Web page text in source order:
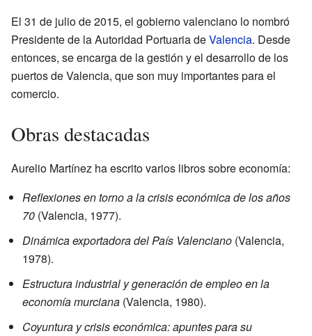
El 31 de julio de 2015, el gobierno valenciano lo nombró
Presidente de la Autoridad Portuaria deValencia. Desde
entonces, se encarga de la gestión y el desarrollo de los
puertos de Valencia, que son muy importantes para el
comercio.
Obras destacadas
Aurelio Martínez ha escrito varios libros sobre economía:
Reflexiones en torno a la crisis económica de los años
70 (Valencia, 1977).
Dinámica exportadora del País Valenciano (Valencia,
1978).
Estructura industrial y generación de empleo en la
economía murciana (Valencia, 1980).
Coyuntura y crisis económica: apuntes para su